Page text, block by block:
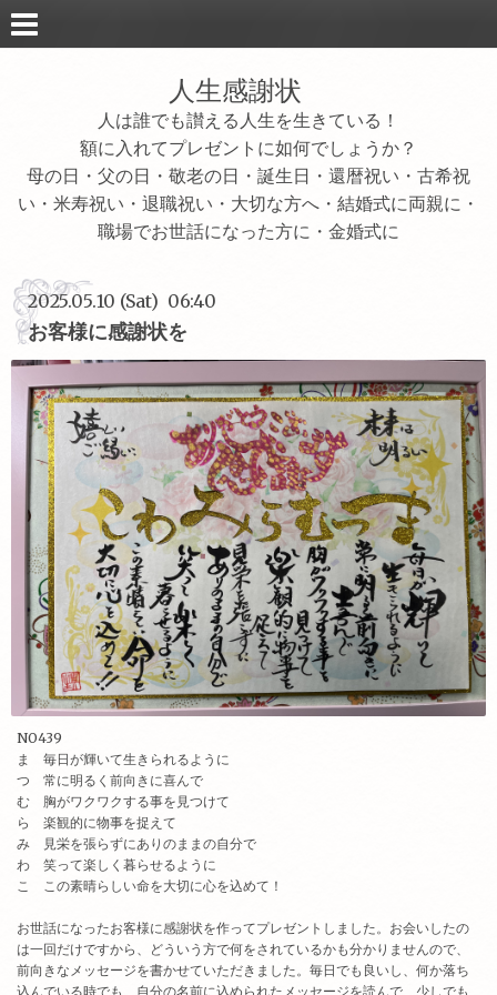
人生感謝状
人は誰でも讃える人生を生きている！
額に入れてプレゼントに如何でしょうか？
母の日・父の日・敬老の日・誕生日・還暦祝い・古希祝
い・米寿祝い・退職祝い・大切な方へ・結婚式に両親に・
職場でお世話になった方に・金婚式に
2025.05.10 (Sat) 06:40
お客様に感謝状を
NO439
ま 毎日が輝いて生きられるように
つ 常に明るく前向きに喜んで
む 胸がワクワクする事を見つけて
ら 楽観的に物事を捉えて
み 見栄を張らずにありのままの自分で
わ 笑って楽しく暮らせるように
こ この素晴らしい命を大切に心を込めて！
お世話になったお客様に感謝状を作ってプレゼントしました。お会いしたの
は一回だけですから、どういう方で何をされているかも分かりませんので、
前向きなメッセージを書かせていただきました。毎日でも良いし、何か落ち
込んでいる時でも、自分の名前に込められたメッセージを読んで、少しでも